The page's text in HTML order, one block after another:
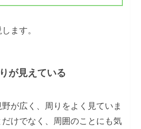
ます。
が見えている
が広く、周りをよく見ていま
けでなく、周囲のことにも気